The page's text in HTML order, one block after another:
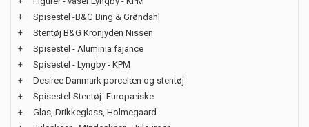
+
Spisestel -B&G Bing & Grøndahl
+
Stentøj B&G Kronjyden Nissen
+
Spisestel - Aluminia fajance
+
Spisestel - Lyngby - KPM
+
Desiree Danmark porcelæn og stentøj
+
Spisestel-Stentøj- Europæiske
+
Glas, Drikkeglass, Holmegaard